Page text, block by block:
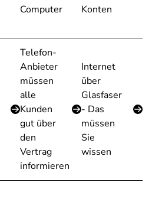
Computer
Konten
Telefon-
Anbieter
müssen
alle
Kunden
gut über
den
Vertrag
informieren
Internet
über
Glasfaser
- Das
müssen
Sie
wissen